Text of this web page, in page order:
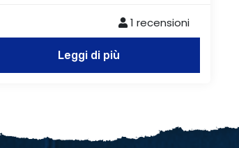
1 recensioni
Leggi di più